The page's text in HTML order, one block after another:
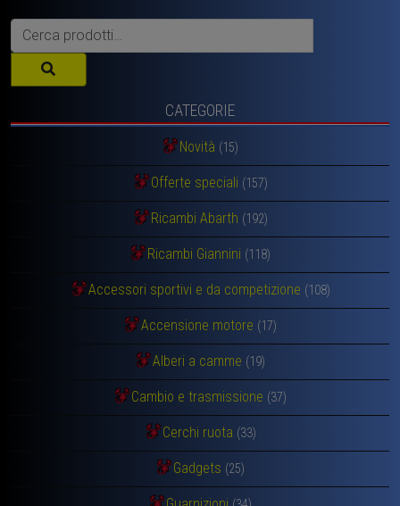
Cerca:
CATEGORIE
Novità (15)
Offerte speciali (157)
Ricambi Abarth (192)
Ricambi Giannini (118)
Accessori sportivi e da competizione (108)
Accensione motore (17)
Alberi a camme (19)
Cambio e trasmissione (37)
Cerchi ruota (33)
Gadgets (25)